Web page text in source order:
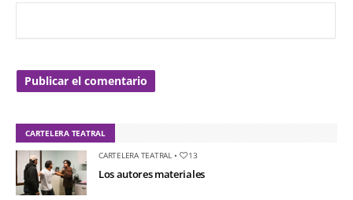
CARTELERA TEATRAL
CARTELERA TEATRAL• 13
Los autores materiales